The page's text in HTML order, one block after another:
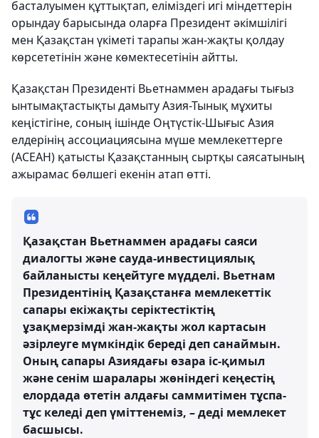
басталуымен құттықтап, еліміздегі игі міндеттерін
орындау барысында оларға Президент әкімшілігі
мен Қазақстан үкіметі тарапы жан-жақты қолдау
көрсететінін және көмектесетінін айтты.
Қазақстан Президенті Вьетнаммен арадағы тығыз
ынтымақтастықты дамыту Азия-Тынық мұхиты
кеңістігіне, соның ішінде Оңтүстік-Шығыс Азия
елдерінің ассоциациясына мүше мемлекеттерге
(АСЕАН) қатысты Қазақстанның сыртқы саясатының
ажырамас бөлшегі екенін атап өтті.
Қазақстан Вьетнаммен арадағы саяси
диалогты және сауда-инвестициялық
байланысты кеңейтуге мүдделі. Вьетнам
Президентінің Қазақстанға мемлекеттік
сапары екіжақты серіктестіктің
ұзақмерзімді жан-жақты жол картасын
әзірлеуге мүмкіндік береді деп санаймын.
Оның сапары Азиядағы өзара іс-қимыл
және сенім шаралары жөніндегі кеңестің
елордада өтетін алдағы саммитімен тұспа-
тұс келеді деп үміттенеміз, – деді мемлекет
басшысы.